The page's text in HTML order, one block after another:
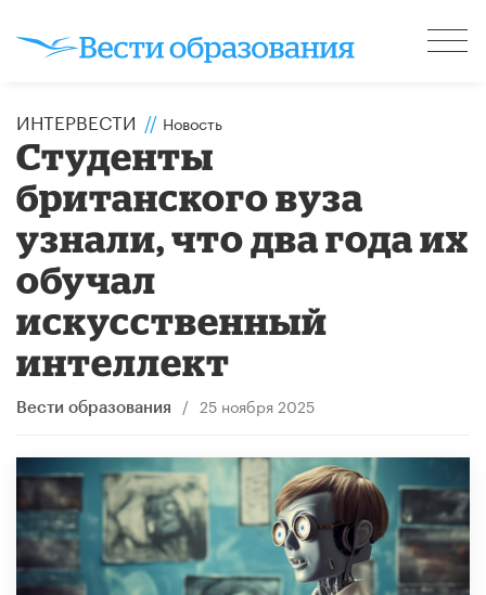
ИНТЕРВЕСТИ // Новость
Студенты
британского вуза
узнали, что два года их
обучал
искусственный
интеллект
Вести образования / 25 ноября 2025